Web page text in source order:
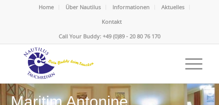
Home Über Nautilus Informationen
Aktuelles
Kontakt
Call Your Buddy: +49 (0)89 - 20 80 76 170
Maritim Antonine